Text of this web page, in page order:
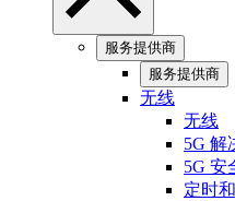
服务提供商
服务提供商
无线
无线
5G 解
5G 安
定时